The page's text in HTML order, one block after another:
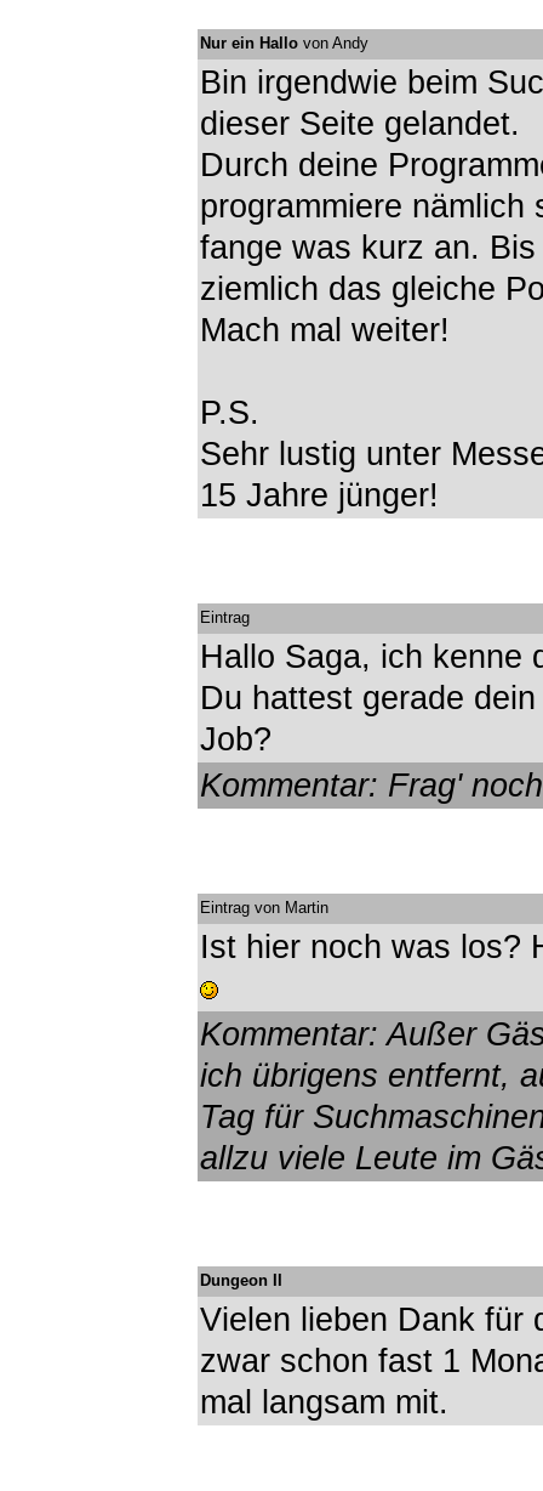
Nur ein Hallo von Andy
Bin irgendwie beim
dieser Seite gelandet.
Durch deine
programmiere nämlich
fange was kurz an.
ziemlich das gleiche
Mach mal weiter!
P.S.
Sehr lustig unter
15 Jahre jünger!
Eintrag
Hallo Saga, ich kenne
Du hattest gerade
Job?
Kommentar: Frag'
Eintrag von Martin
Ist hier noch was los?
Kommentar: Außer
ich übrigens entfernt,
Tag für
allzu viele Leute im
Dungeon II
Vielen lieben Dank für
zwar schon fast 1
mal langsam mit.